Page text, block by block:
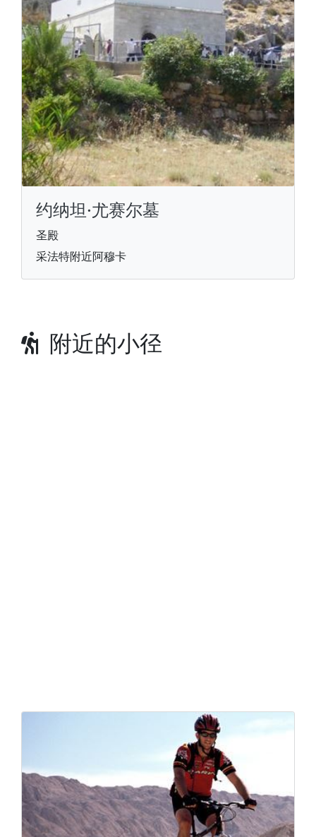
约纳坦·尤赛尔墓
圣殿
采法特附近阿穆卡
附近的小径